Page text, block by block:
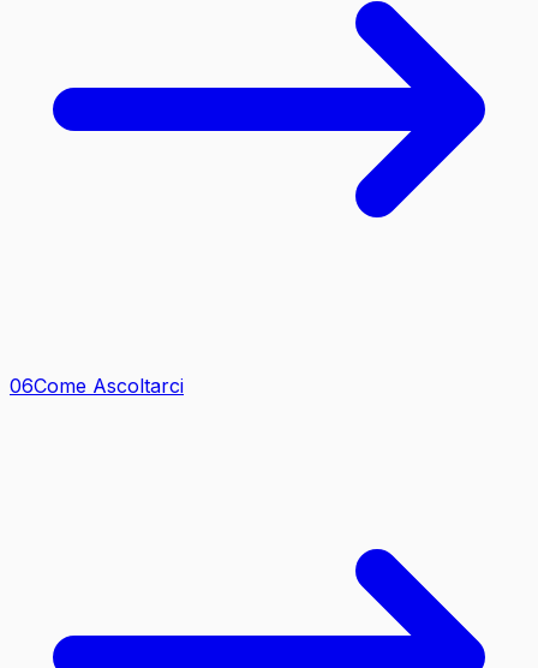
06Come Ascoltarci